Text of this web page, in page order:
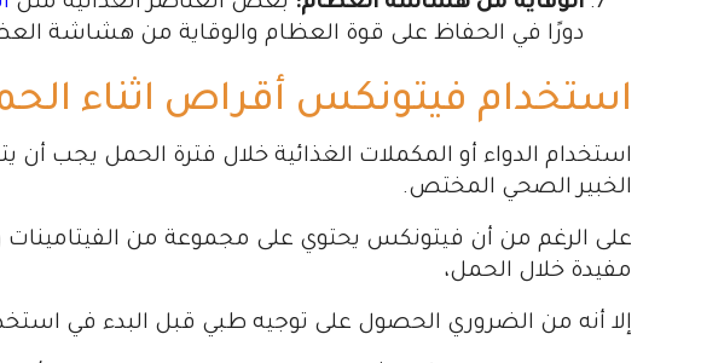
دورًا في الحفاظ على قوة العظام والوقاية من هشاشة
استخدام فيتونكس أقراص اثناء
استخدام الدواء أو المكملات الغذائية خلال فترة الحمل يجب
الخبير الصحي المختص.
على الرغم من أن فيتونكس يحتوي على مجموعة من الفيتامينات
مفيدة خلال الحمل،
إلا أنه من الضروري الحصول على توجيه طبي قبل البدء في